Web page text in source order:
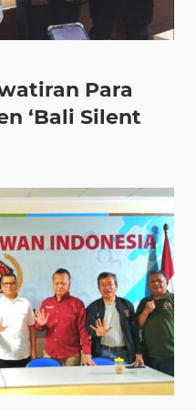
Para
‘Bali Silent